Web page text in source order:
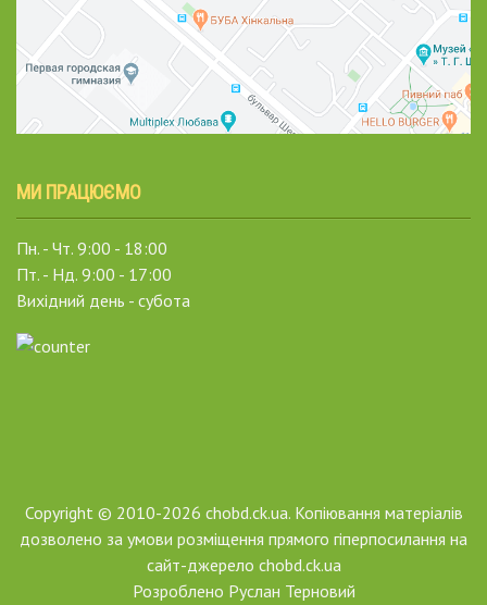
МИ ПРАЦЮЄМО
Пн. - Чт. 9:00 - 18:00
Пт. - Нд. 9:00 - 17:00
Вихідний день - субота
Copyright © 2010-2026 chobd.ck.ua. Копіювання матеріалів
дозволено за умови розміщення прямого гіперпосилання на
сайт-джерело chobd.ck.ua
Розроблено Руслан Терновий